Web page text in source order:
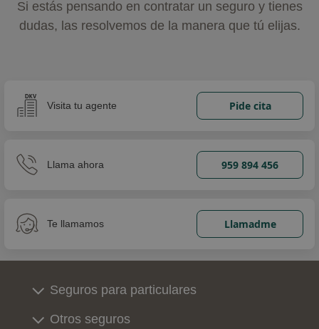
Si estás pensando en contratar un seguro y tienes
dudas, las resolvemos de la manera que tú elijas.
Visita tu agente Pide cita
Llama ahora 959 894 456
Te llamamos Llamadme
Seguros para particulares
Otros seguros